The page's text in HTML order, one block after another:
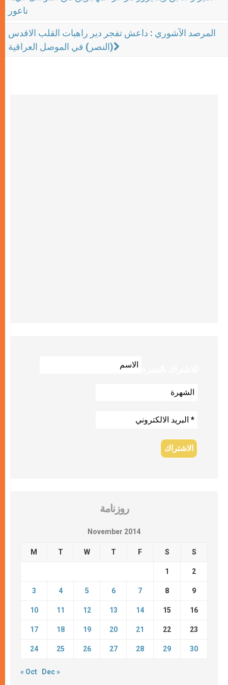
ناعور
المرصد الآشوري : داعش تفجر دير راهبات القلب الاقدس
(النصر) في الموصل العراقية
روزنامة
November 2014
M T W T F S S
1 2
3 4 5 6 7 8 9
10 11 12 13 14 15 16
17 18 19 20 21 22 23
24 25 26 27 28 29 30
« Oct Dec »